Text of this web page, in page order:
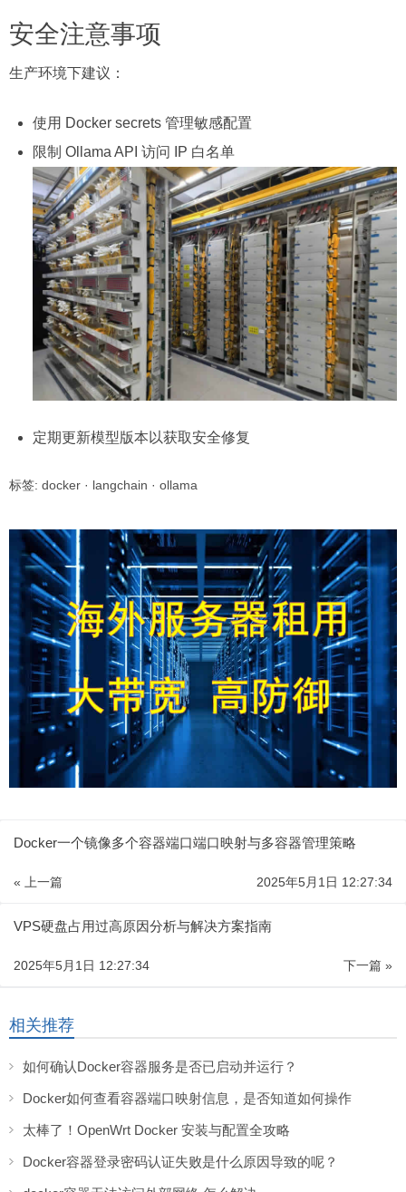
安全注意事项
生产环境下建议：
使用 Docker secrets 管理敏感配置
限制 Ollama API 访问 IP 白名单
定期更新模型版本以获取安全修复
标签: docker · langchain · ollama
Docker一个镜像多个容器端口端口映射与多容器管理策略
« 上一篇 2025年5月1日 12:27:34
VPS硬盘占用过高原因分析与解决方案指南
下一篇 »
2025年5月1日 12:27:34
相关推荐
如何确认Docker容器服务是否已启动并运行？
Docker如何查看容器端口映射信息，是否知道如何操作
太棒了！OpenWrt Docker 安装与配置全攻略
Docker容器登录密码认证失败是什么原因导致的呢？